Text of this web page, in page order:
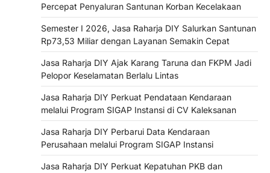
Percepat Penyaluran Santunan Korban Kecelakaan
Semester I 2026, Jasa Raharja DIY Salurkan Santunan
Rp73,53 Miliar dengan Layanan Semakin Cepat
Jasa Raharja DIY Ajak Karang Taruna dan FKPM Jadi
Pelopor Keselamatan Berlalu Lintas
Jasa Raharja DIY Perkuat Pendataan Kendaraan
melalui Program SIGAP Instansi di CV Kaleksanan
Jasa Raharja DIY Perbarui Data Kendaraan
Perusahaan melalui Program SIGAP Instansi
Jasa Raharja DIY Perkuat Kepatuhan PKB dan